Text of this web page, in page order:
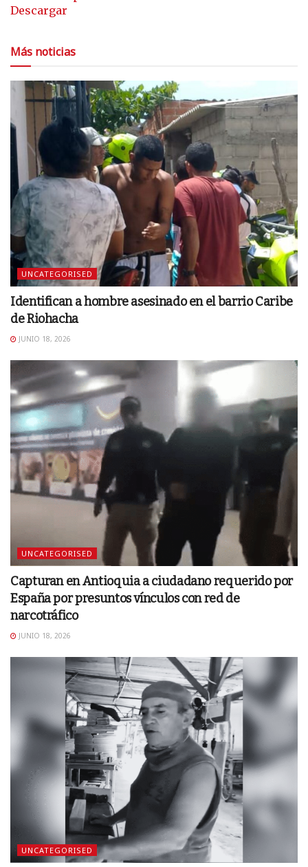
Descargar
Más noticias
UNCATEGORISED
Identifican a hombre asesinado en el barrio Caribe
de Riohacha
JUNIO 18, 2026
UNCATEGORISED
Capturan en Antioquia a ciudadano requerido por
España por presuntos vínculos con red de
narcotráfico
JUNIO 18, 2026
UNCATEGORISED